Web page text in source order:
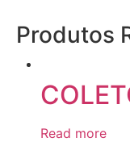
Produtos
Read more